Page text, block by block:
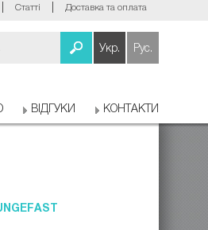
Статті Доставка та оплата
Укр. Рус.
ВІДГУКИ КОНТАКТИ